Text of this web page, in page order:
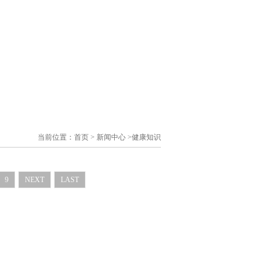
健康知识
当前位置： 首页 > 新闻中心 >
9 NEXT LAST